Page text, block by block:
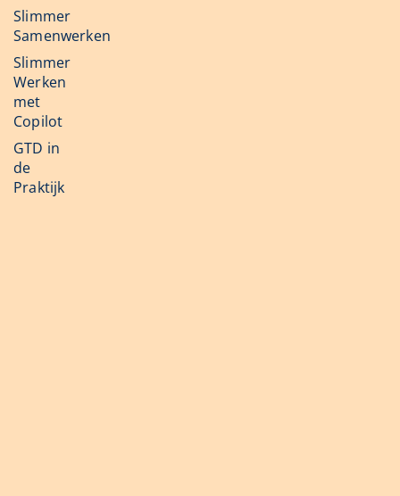
Slimmer
Samenwerken
Slimmer
Werken
met
Copilot
GTD in
de
Praktijk